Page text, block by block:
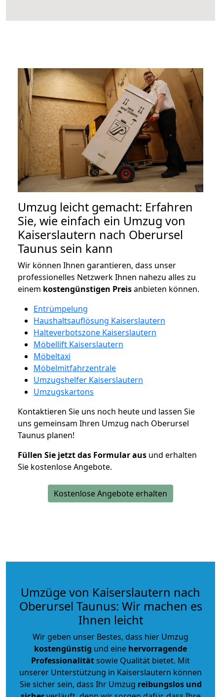
Umzug leicht gemacht: Erfahren
Sie, wie einfach ein Umzug von
Kaiserslautern nach Oberursel
Taunus sein kann
Wir können Ihnen garantieren, dass unser
professionelles Netzwerk Ihnen nahezu alles zu
einem kostengünstigen Preisanbieten können.
Entrümpelung
Haushaltsauflösung Kaiserslautern
Halteverbotszone Kaiserslautern
Möbellift Kaiserslautern
Möbeltaxi
Möbelmitfahrzentrale
Umzugshelfer Kaiserslautern
Umzugskartons
Kontaktieren Sie uns noch heute und lassen Sie
uns gemeinsam Ihren Umzug nach Oberursel
Taunus planen!
Füllen Sie jetzt das Formular aus und erhalten
Sie kostenlose Angebote.
Kostenlose Angebote erhalten
Umzüge von Kaiserslautern nach
Oberursel Taunus: Wir machen es
Ihnen leicht
Wir geben unser Bestes, dass hier Umzug
kostengünstig und eine hervorragende
Professionalitätsowie Qualität bietet. Mit
unserer Unterstützung in Kaiserslautern können
Sie sicher sein, dass Ihr Umzug reibungslos und